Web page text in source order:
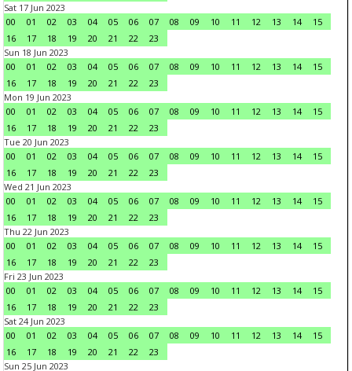
Sat 17 Jun 2023
00
01 02 03 04 05 06 07 08 09 10 11 12 13 14
15
16
17 18 19 20 21 22
23
Sun 18 Jun 2023
00
01 02 03 04 05 06 07 08 09 10 11 12 13 14
15
16
17 18 19 20 21 22
23
Mon 19 Jun 2023
00
01 02 03 04 05 06 07 08 09 10 11 12 13 14
15
16
17 18 19 20 21 22
23
Tue 20 Jun 2023
00
01 02 03 04 05 06 07 08 09 10 11 12 13 14
15
16
17 18 19 20 21 22
23
Wed 21 Jun 2023
00
01 02 03 04 05 06 07 08 09 10 11 12 13 14
15
16
17 18 19 20 21 22
23
Thu 22 Jun 2023
00
01 02 03 04 05 06 07 08 09 10 11 12 13 14
15
16
17 18 19 20 21 22
23
Fri 23 Jun 2023
00
01 02 03 04 05 06 07 08 09 10 11 12 13 14
15
16
17 18 19 20 21 22
23
Sat 24 Jun 2023
00
01 02 03 04 05 06 07 08 09 10 11 12 13 14
15
16
17 18 19 20 21 22
23
Sun 25 Jun 2023